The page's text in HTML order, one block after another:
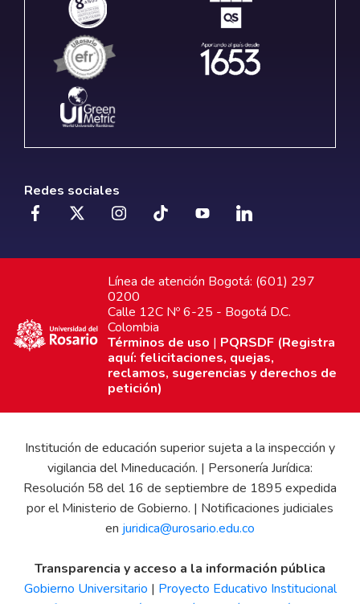
Redes sociales
Línea de atención Bogotá: (601) 297
0200
Calle 12C Nº 6-25 - Bogotá D.C.
Colombia
Términos de uso | PQRSDF (Registra
aquí: felicitaciones, quejas,
reclamos, sugerencias y derechos de
petición)
Institución de educación superior sujeta a la inspección y
vigilancia del Mineducación. | Personería Jurídica:
Resolución 58 del 16 de septiembre de 1895 expedida
por el Ministerio de Gobierno. | Notificaciones judiciales
en juridica@urosario.edu.co
Transparencia y acceso a la información pública
Gobierno Universitario | Proyecto Educativo Institucional